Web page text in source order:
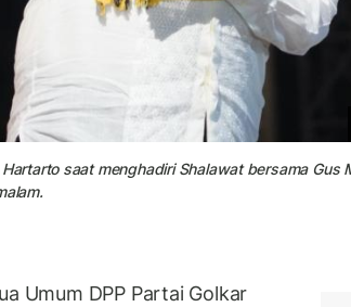
saat menghadiri Shalawat bersama Gus
Umum DPP Partai Golkar